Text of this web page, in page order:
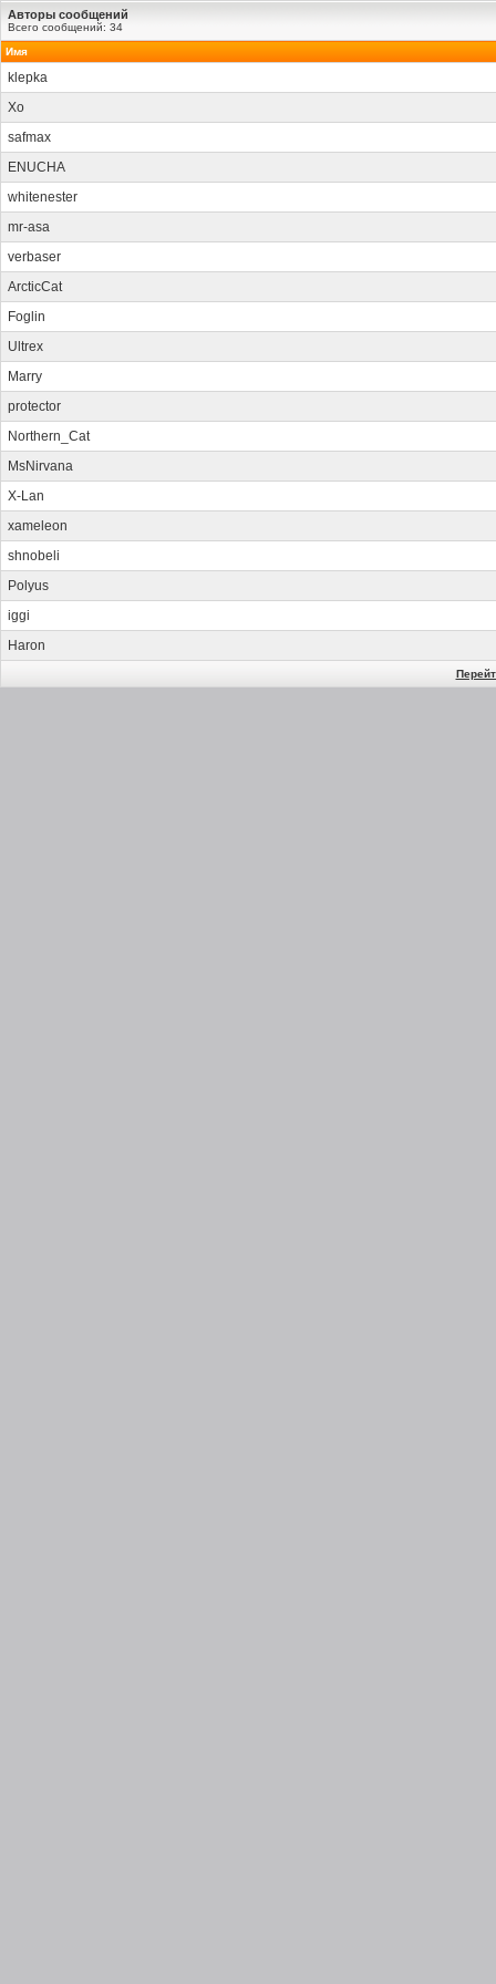
Авторы сообщений
Всего сообщений: 34
Имя
klepka
Xo
safmax
ENUCHA
whitenester
mr-asa
verbaser
ArcticCat
Foglin
Ultrex
Marry
protector
Northern_Cat
MsNirvana
X-Lan
xameleon
shnobeli
Polyus
iggi
Haron